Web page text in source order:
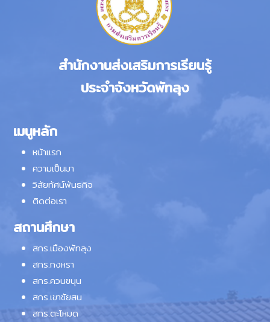
สำนักงานส่งเสริมการเรียนรู้
ประจำจังหวัดพัทลุง
เมนูหลัก
หน้าแรก
ความเป็นมา
วิสัยทัศน์พันธกิจ
ติดต่อเรา
สถานศึกษา
สกร.เมืองพัทลุง
สกร.กงหรา
สกร.ควนขนุน
สกร.เขาชัยสน
สกร.ตะโหมด